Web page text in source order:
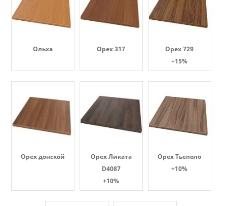
Ольха Орех 317
Орех 729
+15%
Орех донской
Орех Ликата
D4087
+10%
Орех Тьеполо
+10%